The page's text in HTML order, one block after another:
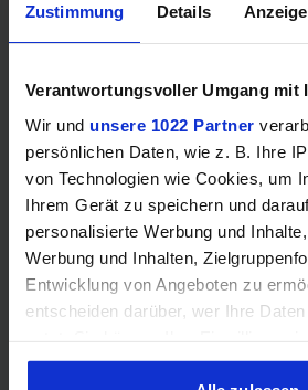
Zustimmung Details
Verantwortungsvoller Umgang mit
Wir und unsere 1022 Partner
persönlichen Daten, wie z. B. Ihre
von Technologien wie Cookies, um
Ihrem Gerät zu speichern und
personalisierte Werbung und
Werbung und Inhalten,
Entwicklung von Angeboten zu
entscheiden darüber, wer Ihre
Cookie-Erklärung oder durch
Hinweis: Unsere Links sind Affiliate Links.
eine kleine Provision, ohne dass sich
ZUM BESTPREIS
Vergleichen
GEWINNSPIEL
Gewinne einen MSI Gaming